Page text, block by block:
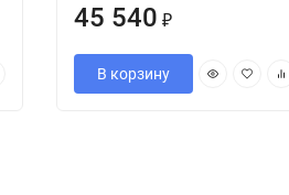
45 540 ₽
В корзину